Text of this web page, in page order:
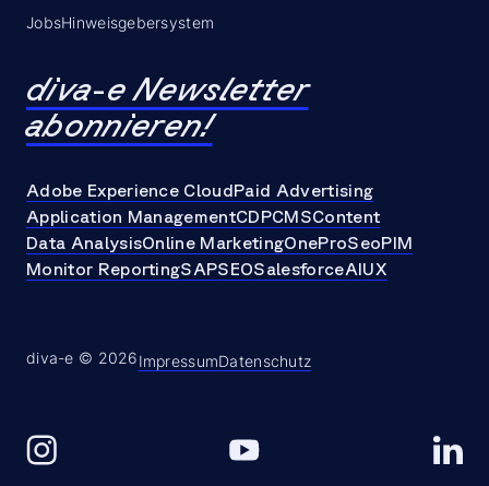
JobsHinweisgebersystem
diva-e Newsletter
abonnieren!
Adobe Experience CloudPaid Advertising
Application ManagementCDPCMSContent
Data AnalysisOnline MarketingOneProSeoPIM
Monitor ReportingSAPSEOSalesforceAIUX
diva-e © 2026ImpressumDatenschutz